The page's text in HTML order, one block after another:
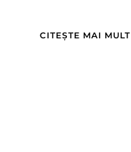
CITEȘTE MAI MULT